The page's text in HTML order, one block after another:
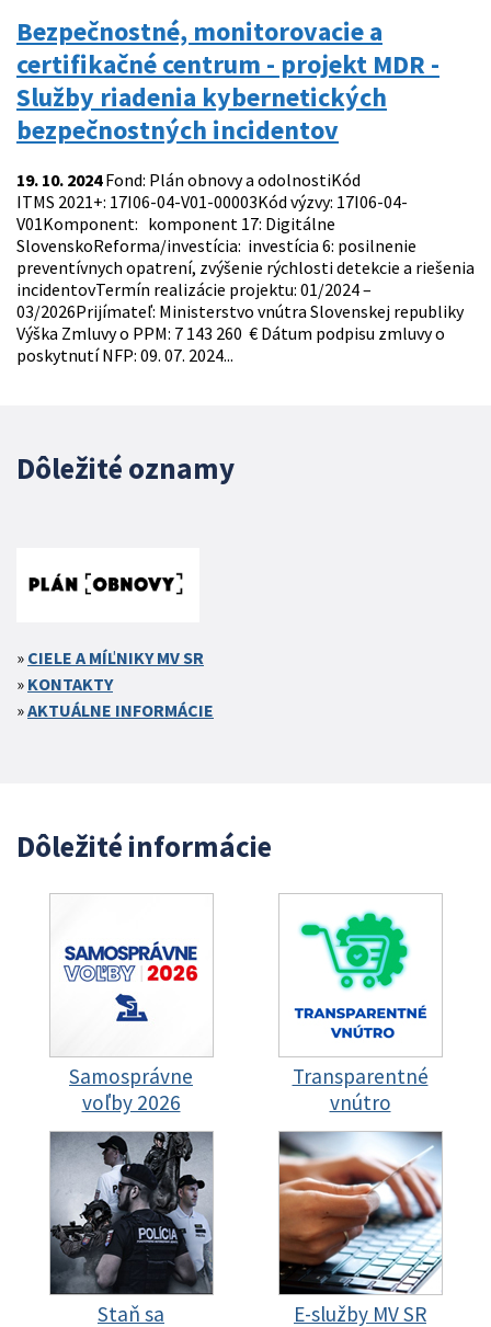
Bezpečnostné, monitorovacie a
certifikačné centrum - projekt MDR -
Služby riadenia kybernetických
bezpečnostných incidentov
19. 10. 2024Fond: Plán obnovy a odolnostiKód
ITMS 2021+: 17I06-04-V01-00003Kód výzvy: 17I06-04-
V01Komponent: komponent 17: Digitálne
SlovenskoReforma/investícia: investícia 6: posilnenie
preventívnych opatrení, zvýšenie rýchlosti detekcie a riešenia
incidentovTermín realizácie projektu: 01/2024 –
03/2026Prijímateľ: Ministerstvo vnútra Slovenskej republiky
Výška Zmluvy o PPM: 7 143 260 € Dátum podpisu zmluvy o
poskytnutí NFP: 09. 07. 2024...
Dôležité oznamy
CIELE A MÍĽNIKY MV SR
KONTAKTY
AKTUÁLNE INFORMÁCIE
Dôležité informácie
Samosprávne
voľby 2026
Transparentné
vnútro
Staň sa
E-služby MV SR